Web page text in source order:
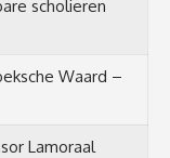
scholieren
Waard –
Lamoraal